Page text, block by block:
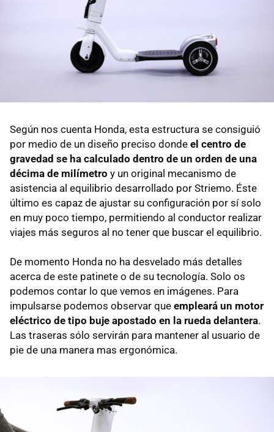
Según nos cuenta Honda, esta estructura se consiguió
por medio de un diseño preciso donde el centro de
gravedad se ha calculado dentro de un orden de una
décima de milímetro y un original mecanismo de
asistencia al equilibrio desarrollado por Striemo. Éste
último es capaz de ajustar su configuración por sí solo
en muy poco tiempo, permitiendo al conductor realizar
viajes más seguros al no tener que buscar el equilibrio.
De momento Honda no ha desvelado más detalles
acerca de este patinete o de su tecnología. Solo os
podemos contar lo que vemos en imágenes. Para
impulsarse podemos observar que empleará un motor
eléctrico de tipo buje apostado en la rueda delantera.
Las traseras sólo servirán para mantener al usuario de
pie de una manera mas ergonómica.